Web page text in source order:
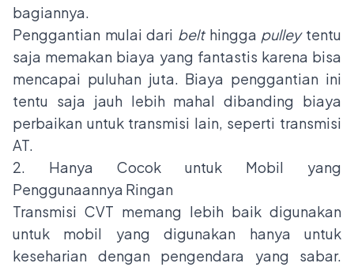
bagiannya.
Penggantian mulai dari belthingga pulleytentu
saja memakan biaya yang fantastis karena bisa
mencapai puluhan juta. Biaya penggantian ini
tentu saja jauh lebih mahal dibanding biaya
perbaikan untuk transmisi lain, seperti transmisi
AT.
2. Hanya Cocok untuk Mobil yang
Penggunaannya Ringan
Transmisi CVT memang lebih baik digunakan
untuk mobil yang digunakan hanya untuk
keseharian dengan pengendara yang sabar.